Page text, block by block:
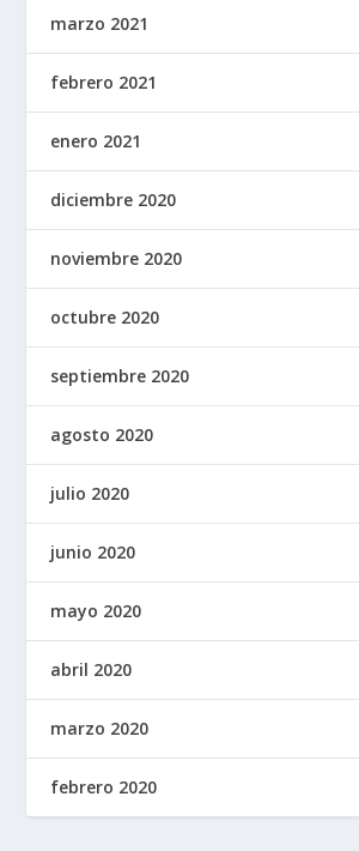
marzo 2021
febrero 2021
enero 2021
diciembre 2020
noviembre 2020
octubre 2020
septiembre 2020
agosto 2020
julio 2020
junio 2020
mayo 2020
abril 2020
marzo 2020
febrero 2020